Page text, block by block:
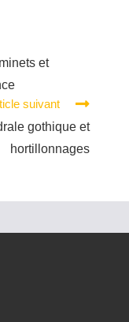
et
suivant
gothique et
hortillonnages